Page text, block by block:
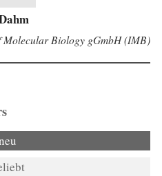
Molecular Biology gGmbH (IMB)